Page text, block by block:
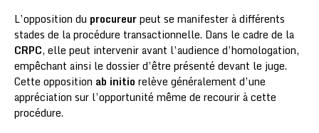
L’opposition du procureurpeut se manifester à différents
stades de la procédure transactionnelle. Dans le cadre de la
CRPC, elle peut intervenir avant l’audience d’homologation,
empêchant ainsi le dossier d’être présenté devant le juge.
Cette opposition ab initio relève généralement d’une
appréciation sur l’opportunité même de recourir à cette
procédure.